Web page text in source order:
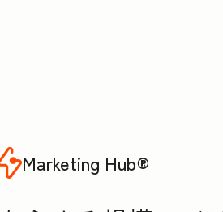
Marketing Hub®